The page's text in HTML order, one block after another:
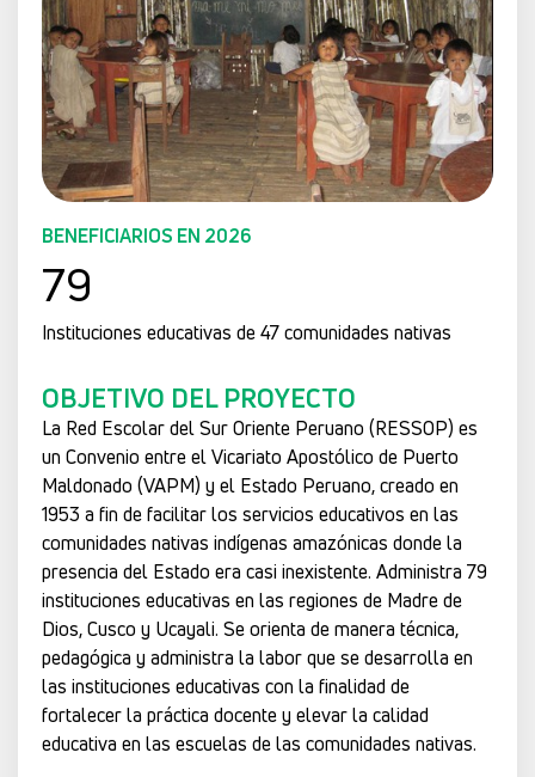
BENEFICIARIOS EN 2026
79
Instituciones educativas de 47 comunidades nativas
OBJETIVO DEL PROYECTO
La Red Escolar del Sur Oriente Peruano (RESSOP) es
un Convenio entre el Vicariato Apostólico de Puerto
Maldonado (VAPM) y el Estado Peruano, creado en
1953 a fin de facilitar los servicios educativos en las
comunidades nativas indígenas amazónicas donde la
presencia del Estado era casi inexistente. Administra 79
instituciones educativas en las regiones de Madre de
Dios, Cusco y Ucayali. Se orienta de manera técnica,
pedagógica y administra la labor que se desarrolla en
las instituciones educativas con la finalidad de
fortalecer la práctica docente y elevar la calidad
educativa en las escuelas de las comunidades nativas.